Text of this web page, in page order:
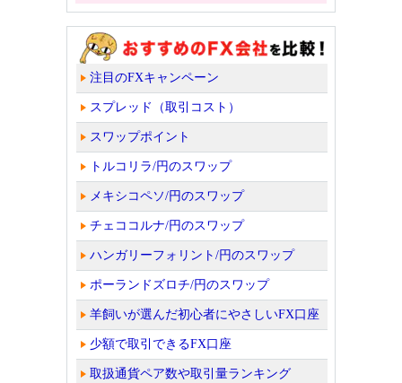
注目のFXキャンペーン
スプレッド（取引コスト）
スワップポイント
トルコリラ/円のスワップ
メキシコペソ/円のスワップ
チェココルナ/円のスワップ
ハンガリーフォリント/円のスワップ
ポーランドズロチ/円のスワップ
羊飼いが選んだ初心者にやさしいFX口座
少額で取引できるFX口座
取扱通貨ペア数や取引量ランキング